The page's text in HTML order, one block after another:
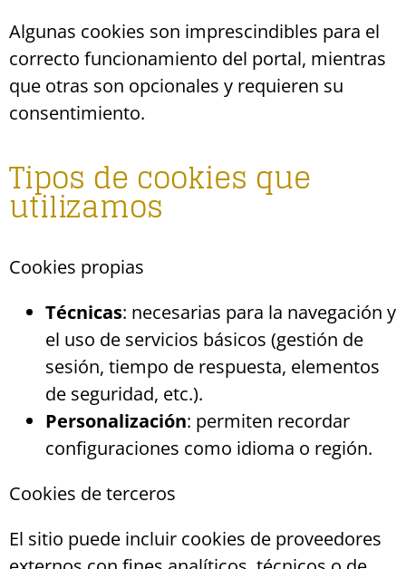
Algunas cookies son imprescindibles para el
correcto funcionamiento del portal, mientras
que otras son opcionales y requieren su
consentimiento.
Tipos de cookies que
utilizamos
Cookies propias
Técnicas: necesarias para la navegación y
el uso de servicios básicos (gestión de
sesión, tiempo de respuesta, elementos
de seguridad, etc.).
Personalización: permiten recordar
configuraciones como idioma o región.
Cookies de terceros
El sitio puede incluir cookies de proveedores